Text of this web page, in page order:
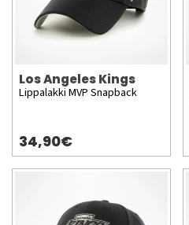
Los Angeles Kings
Lippalakki MVP Snapback
34,90€